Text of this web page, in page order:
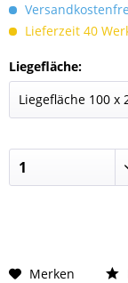
Lieferzeit 40
Liegefläche:
Merken